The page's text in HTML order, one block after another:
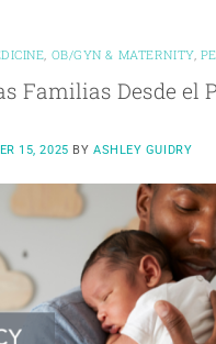
OB/GYN & MATERNITY,
Familias Desde el
15, 2025 BY ASHLEY GUIDRY